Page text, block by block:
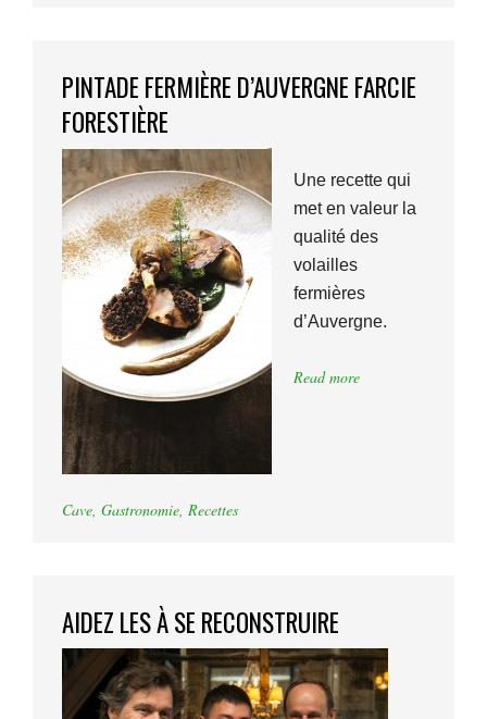
PINTADE FERMIÈRE D’AUVERGNE FARCIE
FORESTIÈRE
Une recette qui
met en valeur la
qualité des
volailles
fermières
d’Auvergne.
Read more
Cave, Gastronomie, Recettes
AIDEZ LES À SE RECONSTRUIRE